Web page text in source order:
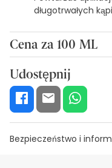
długotrwałych
Cena za 100 ML
Udostępnij
Bezpieczeństwo i